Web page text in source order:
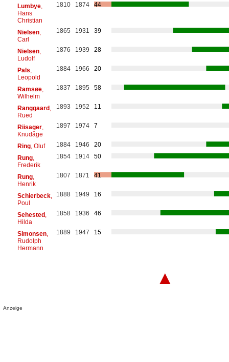
Lumbye,
Hans
Christian
1810 1874 44
Nielsen,
Carl
1865 1931 39
Nielsen,
Ludolf
1876 1939 28
Pals
Leopold
1884 1966 20
Ramsøe,
Wilhelm
1837 1895 58
Ranggaard,
Rued
1893 1952 11
Riisager,
Knudåge
1897 1974 7
Ring, Oluf 1884 1946
20
Rung,
Frederik
1854 1914 50
Rung,
Henrik
1807 1871 41
Schierbeck,
Poul
1888 1949 16
Sehested,
Hilda
1858 1936 46
Simonsen,
Rudolph
Hermann
1889 1947 15
▲
Anzeige